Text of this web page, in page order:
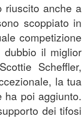
riuscito anche a
scoppiato in
competizione
dubbio il miglior
Scheffler,
la tua
ha poi aggiunto.
dei tifosi